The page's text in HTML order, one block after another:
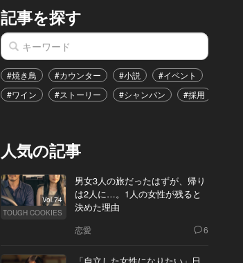
記事を探す
#焼き鳥 #カウンター #小説 #イベント
#ワイン
#ストーリー #シャンパン #採用
人気の記事
Vol.74
TOUGH COOKIES
男女3人の旅だったはずが、帰り
は2人に…。1人の女性が残ると
決めた理由
恋愛 6